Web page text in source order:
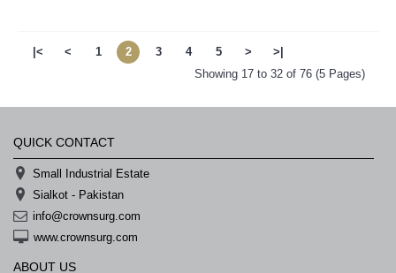
|< < 1 2 3 4 5 >
>|
Showing 17 to 32 of 76 (5 Pages)
QUICK CONTACT
Small Industrial Estate
Sialkot - Pakistan
info@crownsurg.com
www.crownsurg.com
ABOUT US